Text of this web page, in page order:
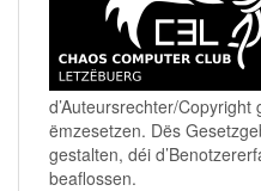
d’Auteursrechter/
ëmzesetzen. Dës
gestalten, déi
beaflossen.